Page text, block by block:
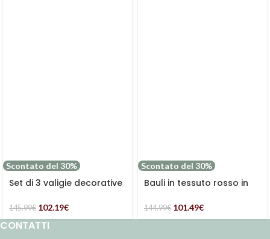
Scontato del 30%
Set di 3 valigie decorative
145.99€ 102.19€
Scontato del 30%
Bauli in tessuto rosso in
144.99€ 101.49€
CONTATTI